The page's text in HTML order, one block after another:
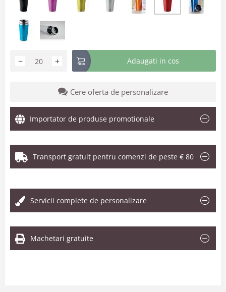
+
− Adaugati in cos
Cere oferta de personalizare
Importator de produse promotionale
Transport gratuit pentru comenzi de peste € 80
Servicii complete de personalizare
Machetari gratuite